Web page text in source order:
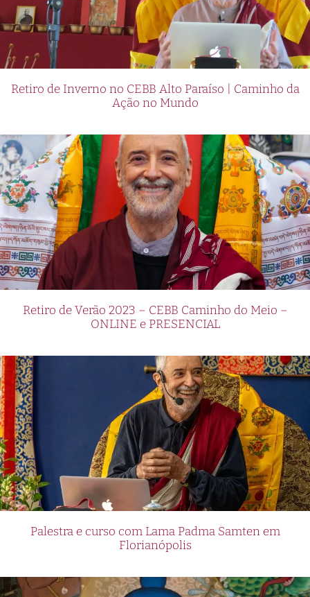
Retiro de Inverno no CEBB Alto Paraíso | Caminho da
Ação no Mundo
Retiro de Verão 2023 – CEBB Caminho do Meio –
ONLINE e PRESENCIAL
Palestra e curso com Lama Padma Samten em
Florianópolis